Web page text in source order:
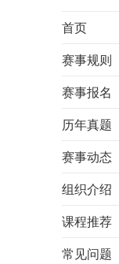
首页
赛事规则
赛事报名
历年真题
赛事动态
组织介绍
课程推荐
常见问题